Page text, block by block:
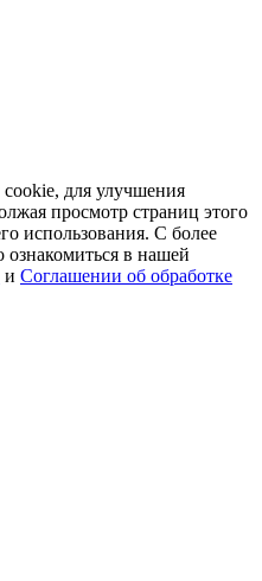
для улучшения
просмотр страниц этого
использования. С более
в нашей
и Соглашении об обработке